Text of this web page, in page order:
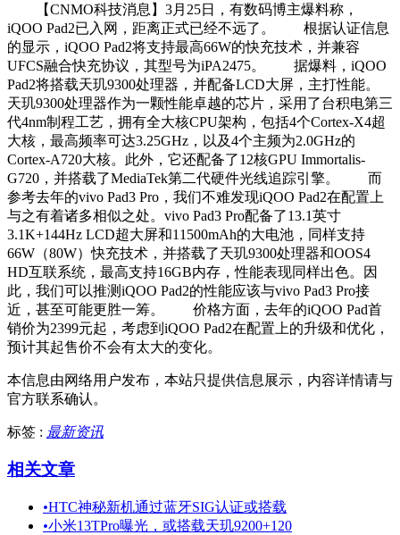
【CNMO科技消息】3月25日，有数码博主爆料称，
iQOO Pad2已入网，距离正式已经不远了。 根据认证信息
的显示，iQOO Pad2将支持最高66W的快充技术，并兼容
UFCS融合快充协议，其型号为iPA2475。 据爆料，iQOO
Pad2将搭载天玑9300处理器，并配备LCD大屏，主打性能。
天玑9300处理器作为一颗性能卓越的芯片，采用了台积电第三
代4nm制程工艺，拥有全大核CPU架构，包括4个Cortex-X4超
大核，最高频率可达3.25GHz，以及4个主频为2.0GHz的
Cortex-A720大核。此外，它还配备了12核GPU Immortalis-
G720，并搭载了MediaTek第二代硬件光线追踪引擎。 而
参考去年的vivo Pad3 Pro，我们不难发现iQOO Pad2在配置上
与之有着诸多相似之处。vivo Pad3 Pro配备了13.1英寸
3.1K+144Hz LCD超大屏和11500mAh的大电池，同样支持
66W（80W）快充技术，并搭载了天玑9300处理器和OOS4
HD互联系统，最高支持16GB内存，性能表现同样出色。因
此，我们可以推测iQOO Pad2的性能应该与vivo Pad3 Pro接
近，甚至可能更胜一筹。 价格方面，去年的iQOO Pad首
销价为2399元起，考虑到iQOO Pad2在配置上的升级和优化，
预计其起售价不会有太大的变化。
本信息由网络用户发布， 本站只提供信息展示，内容详情请与
官方联系确认。
标签 : 最新资讯
相关文章
•HTC神秘新机通过蓝牙SIG认证或搭载
•小米13TPro曝光，或搭载天玑9200+120